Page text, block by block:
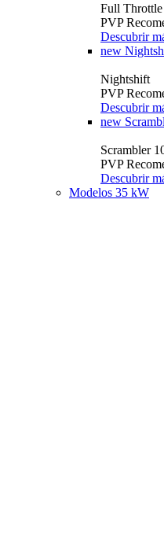
Full Throttle
PVP
Descubrir
new
Nightshift
PVP
Descubrir
new
Scrambler
PVP
Descubrir
Modelos 35 kW